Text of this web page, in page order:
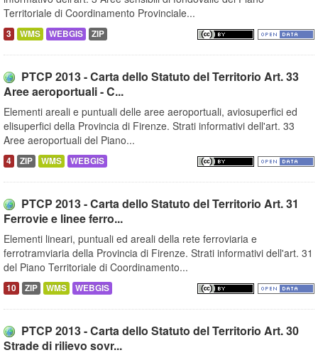
Territoriale di Coordinamento Provinciale...
3 WMS WEBGIS ZIP
PTCP 2013 - Carta dello Statuto del Territorio Art. 33
Aree aeroportuali - C...
Elementi areali e puntuali delle aree aeroportuali, aviosuperfici ed
elisuperfici della Provincia di Firenze. Strati informativi dell'art. 33
Aree aeroportuali del Piano...
4 ZIP WMS WEBGIS
PTCP 2013 - Carta dello Statuto del Territorio Art. 31
Ferrovie e linee ferro...
Elementi lineari, puntuali ed areali della rete ferroviaria e
ferrotramviaria della Provincia di Firenze. Strati informativi dell'art. 31
del Piano Territoriale di Coordinamento...
10 ZIP WMS WEBGIS
PTCP 2013 - Carta dello Statuto del Territorio Art. 30
Strade di rilievo sovr...